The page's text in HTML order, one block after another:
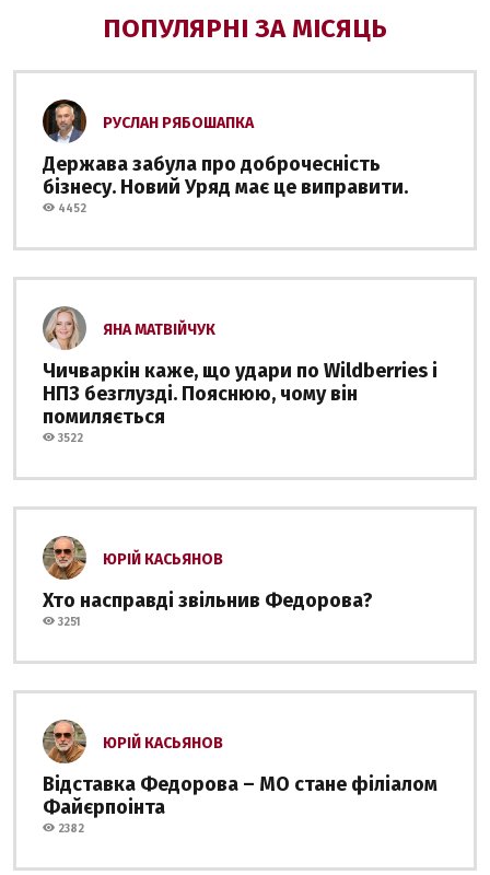
ПОПУЛЯРНІ ЗА МІСЯЦЬ
РУСЛАН РЯБОШАПКА
Держава забула про доброчесність
бізнесу. Новий Уряд має це виправити.
4452
ЯНА МАТВІЙЧУК
Чичваркін каже, що удари по Wildberries і
НПЗ безглузді. Пояснюю, чому він
помиляється
3522
ЮРІЙ КАСЬЯНОВ
Хто насправді звільнив Федорова?
3251
ЮРІЙ КАСЬЯНОВ
Відставка Федорова – МО стане філіалом
Файєрпоінта
2382